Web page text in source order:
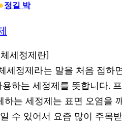
정길 박
세정제란]
세정제라는 말을 처음 접하
용하는 세정제를 뜻합니다.
하는 세정제는 표면 오염을
수 있어서 요즘 많이 주목